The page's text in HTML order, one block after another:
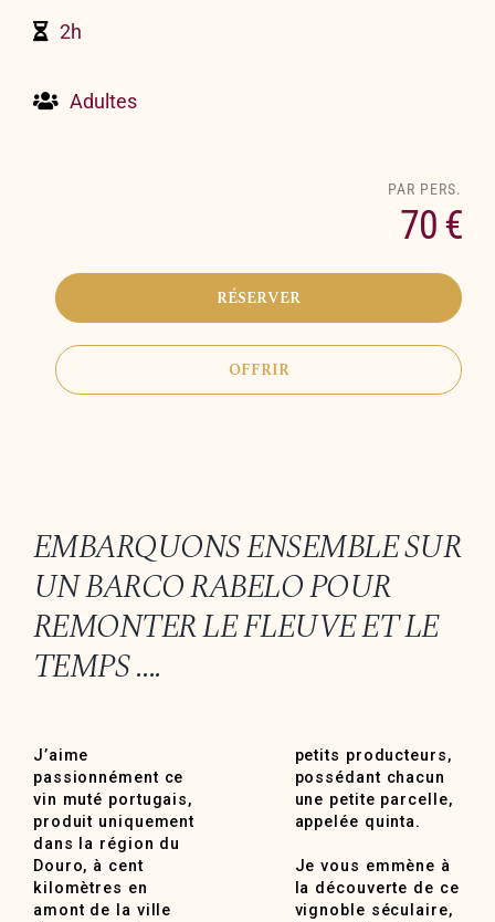
2h
Adultes
70 €
RÉSERVER
OFFRIR
EMBARQUONS ENSEMBLE SUR
UN BARCO RABELO POUR
REMONTER LE FLEUVE ET LE
TEMPS ….
J’aime
passionnément ce
vin muté portugais,
produit uniquement
dans la région du
Douro, à cent
kilomètres en
amont de la ville
petits producteurs,
possédant chacun
une petite parcelle,
appelée quinta.
Je vous emmène à
la découverte de ce
vignoble séculaire,